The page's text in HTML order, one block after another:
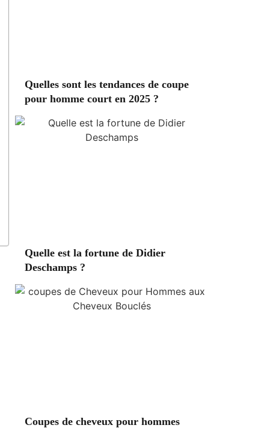
Quelles sont les tendances de coupe
pour homme court en 2025 ?
Quelle est la fortune de Didier
Deschamps ?
Coupes de cheveux pour hommes